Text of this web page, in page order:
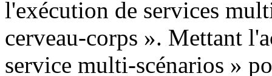
l'exécution de services
cerveau-corps ». Mettant
service multi-scénarios »